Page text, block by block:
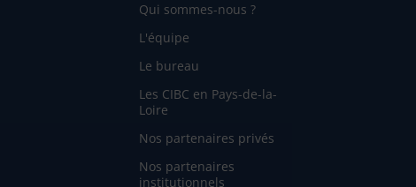
Qui sommes-nous ?
L'équipe
Le bureau
Les CIBC en Pays-de-la-
Loire
Nos partenaires privés
Nos partenaires
institutionnels